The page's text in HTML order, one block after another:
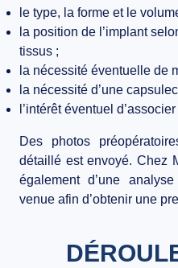
le type, la forme et le
la position de l’implant
tissus ;
la nécessité éventuelle de
la nécessité d’une
l’intérêt éventuel
Des photos
détaillé est envoyé. Chez
également d’une
venue afin d’obtenir une